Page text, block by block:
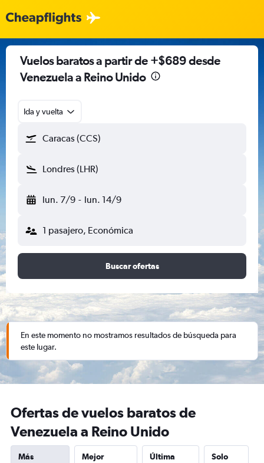
Vuelos baratos a partir de +$689 desde
Venezuela a Reino Unido
Ida y vuelta
Caracas (CCS)
Londres (LHR)
lun. 7/9 - lun. 14/9
1 pasajero, Económica
Buscar ofertas
En este momento no mostramos resultados de búsqueda para
este lugar.
Ofertas de vuelos baratos de
Venezuela a Reino Unido
Más
Mejor
Última
Solo